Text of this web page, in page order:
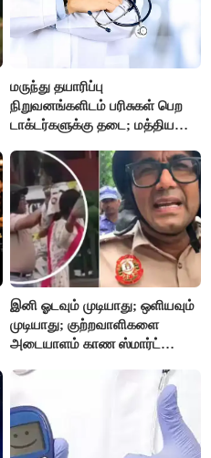
மருந்து தயாரிப்பு
நிறுவனங்களிடம் பரிசுகள் பெற
டாக்டர்களுக்கு தடை; மத்திய
இனி ஓடவும் முடியாது; ஒளியவும்
முடியாது; குற்றவாளிகளை
அடையாளம் காண ஸ்மார்ட்